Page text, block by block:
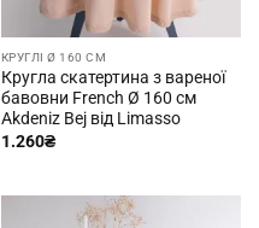
КРУГЛІ Ø 160 СМ
Кругла скатертина з вареної
бавовни French Ø 160 см
Akdeniz Bej від Limasso
1.260₴